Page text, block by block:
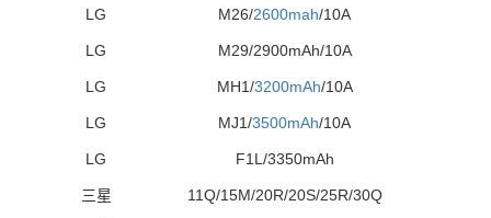
LG M26/2600mah/10A
LG M29/2900mAh/10A
LG MH1/3200mAh/10A
LG MJ1/3500mAh/10A
LG F1L/3350mAh
三星 11Q/15M/20R/20S/25R/30Q